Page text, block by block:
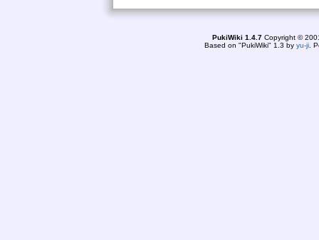
PukiWiki 1.4.7 Copyright ©
Based on "PukiWiki" 1.3 by yu-ji .